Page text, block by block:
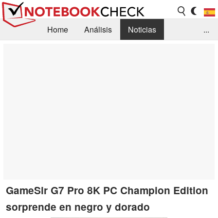
Home Análisis
Noticias
...
GameSir G7 Pro 8K PC Champion Edition
sorprende en negro y dorado